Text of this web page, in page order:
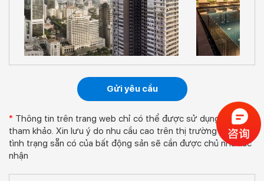
Gửi yêu cầu
* Thông tin trên trang web chỉ có thể được sử dụng để
tham khảo. Xin lưu ý do nhu cầu cao trên thị trường nhà ở,
tình trạng sẵn có của bất động sản sẽ cần được chủ nhà xác
nhận